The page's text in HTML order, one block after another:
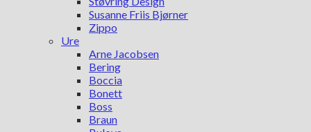
Susanne Friis Bjørner
Zippo
Ure
Arne Jacobsen
Bering
Boccia
Bonett
Boss
Braun